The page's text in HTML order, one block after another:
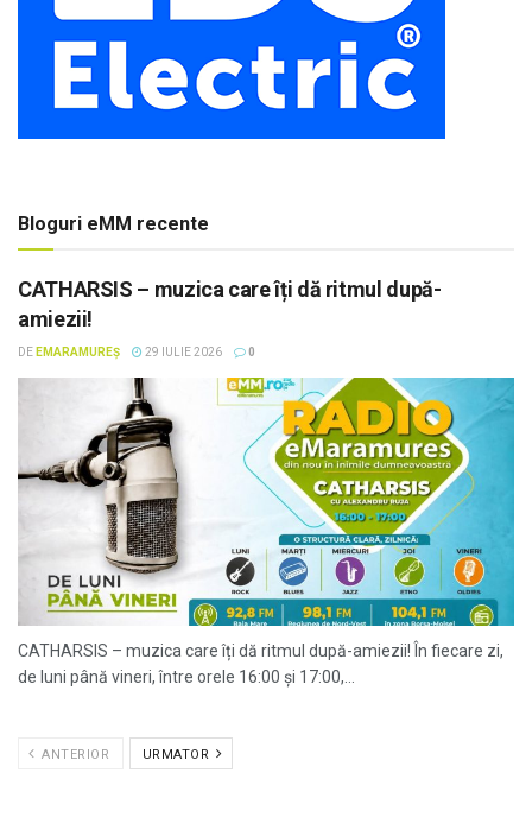
Bloguri eMM recente
CATHARSIS – muzica care îți dă ritmul după-
amiezii!
DE EMARAMUREȘ 29 IULIE 2026 0
CATHARSIS – muzica care îți dă ritmul după-amiezii! În fiecare zi,
de luni până vineri, între orele 16:00 și 17:00,...
ANTERIOR URMATOR